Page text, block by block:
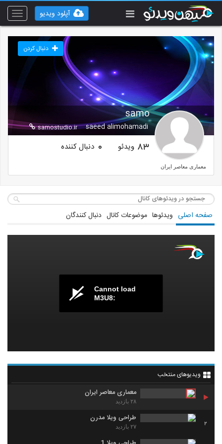
Toggle
آپلود ویدیو
samo
saeed alimohamadi
samostudio.ir
دنبال کردن
83 ویدئو 0 دنبال کننده
معماری معاصر ایران
صفحه اصلی ویدئوها موضوعات کانال دنبال کنندگان
Cannot load
M3U8:
ویدیوهای منتخب
معماری معاصر ایران
۲۸ بازدید
2
طراحی ویلا مدرن
۲۷ بازدید